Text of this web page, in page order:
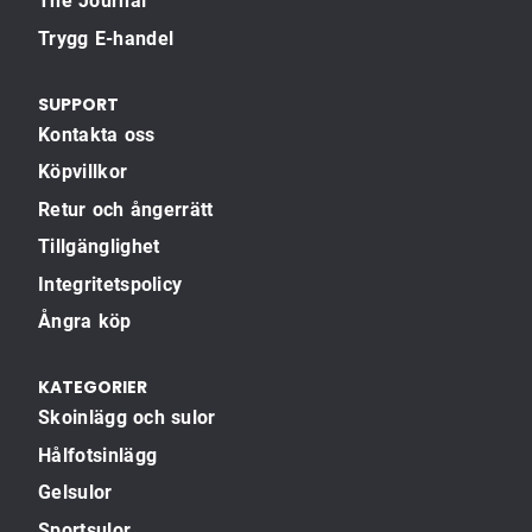
Trygg E-handel
SUPPORT
Kontakta oss
Köpvillkor
Retur och ångerrätt
Tillgänglighet
Integritetspolicy
Ångra köp
KATEGORIER
Skoinlägg och sulor
Hålfotsinlägg
Gelsulor